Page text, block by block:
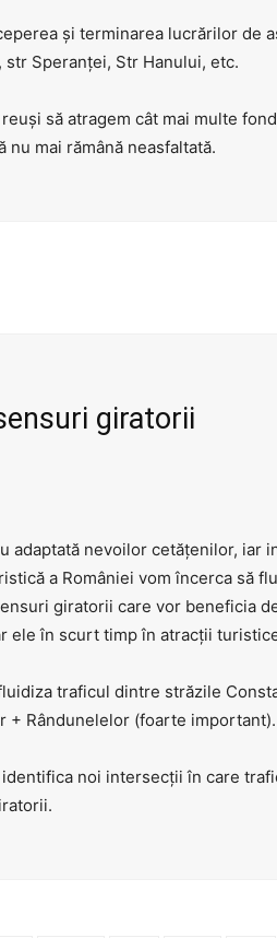
și terminarea lucrărilor de
str Speranței, Str Hanului, etc.
să atragem cât mai multe
nu mai rămână neasfaltată.
giratorii
adaptată nevoilor cetățenilor, iar
a României vom încerca să
giratorii care vor beneficia
ele în scurt timp în atracții
traficul dintre străzile
+ Rândunelelor (foarte important).
noi intersecții în care